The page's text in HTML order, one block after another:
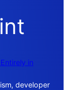
in
developer